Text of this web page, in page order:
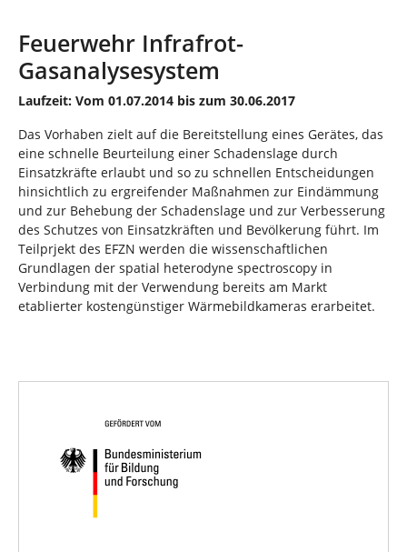
d
h
e
:
Feuerwehr Infrafrot-
Gasanalysesystem
Laufzeit: Vom 01.07.2014 bis zum 30.06.2017
Das Vorhaben zielt auf die Bereitstellung eines Gerätes, das
eine schnelle Beurteilung einer Schadenslage durch
Einsatzkräfte erlaubt und so zu schnellen Entscheidungen
hinsichtlich zu ergreifender Maßnahmen zur Eindämmung
und zur Behebung der Schadenslage und zur Verbesserung
des Schutzes von Einsatzkräften und Bevölkerung führt. Im
Teilprjekt des EFZN werden die wissenschaftlichen
Grundlagen der spatial heterodyne spectroscopy in
Verbindung mit der Verwendung bereits am Markt
etablierter kostengünstiger Wärmebildkameras erarbeitet.